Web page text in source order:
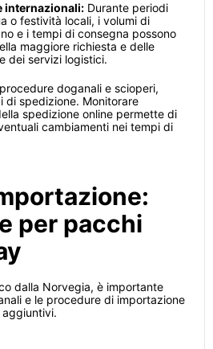
internazionali: Durante periodi
o festività locali, i volumi di
e i tempi di consegna possono
maggiore richiesta e delle
dei servizi logistici.
doganali e scioperi,
di spedizione. Monitorare
spedizione online permette di
cambiamenti nei tempi di
per pacchi
dalla Norvegia, è importante
e le procedure di importazione